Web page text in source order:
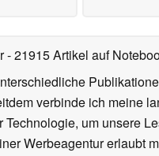
- 21915 Artikel auf
verbinde ich meine
um unsere
Werbeagentur erlaubt